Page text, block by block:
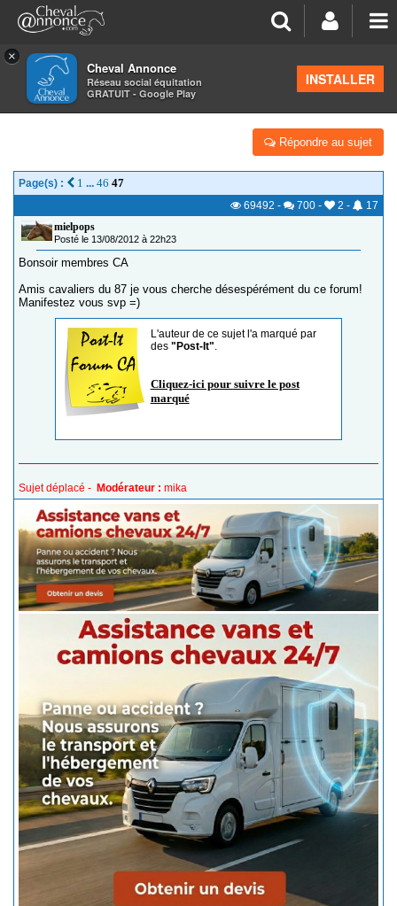
×
Cheval Annonce
Réseau social équitation
GRATUIT - Google Play
INSTALLER
>Les groupes régionaux>Limousin
Y'A T-IL DU MONDE DU 87? OU LIMOUSIN
Répondre au sujet
Page(s) : 1 ... 46 47
69492 - 700 - 2 -
17
mielpops
Posté le 13/08/2012 à 22h23
Bonsoir membres CA
Amis cavaliers du 87 je vous cherche désespérément du ce forum!
Manifestez vous svp =)
L'auteur de ce sujet l'a marqué par
des "Post-It".
Cliquez-ici pour suivre le post
marqué
Sujet déplacé - Modérateur : mika